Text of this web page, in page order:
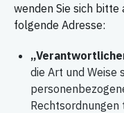
wenden Sie sich bitte
folgende Adresse:
die Art und Weise